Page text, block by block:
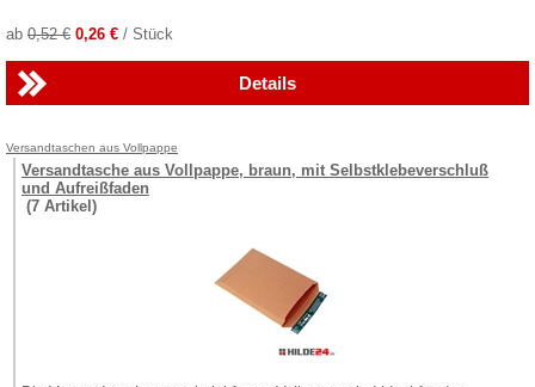
ab 0,52 € 0,26 € / Stück
Details
Versandtaschen aus Vollpappe
Versandtasche aus Vollpappe, braun, mit Selbstklebeverschluß
und Aufreißfaden
(7 Artikel)